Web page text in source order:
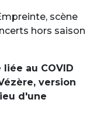
scène
hors saison
au COVID
version
d'une